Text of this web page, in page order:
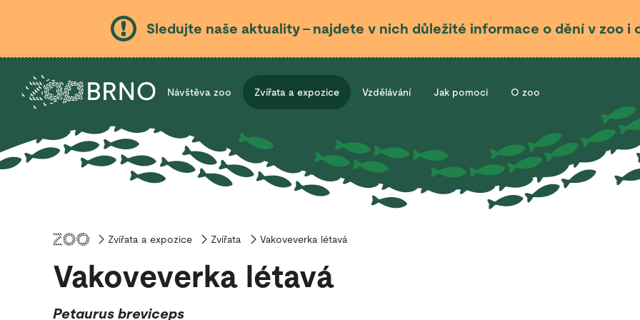
Sledujte naše aktuality – najdete v nich důležité informace o dění v zoo i
Návštěva zoo Zvířata a expozice Vzdělávání Jak pomoci O zoo
Úvod
Zvířata a expozice Zvířata Vakoveverka létavá
Vakoveverka létavá
Petaurus breviceps